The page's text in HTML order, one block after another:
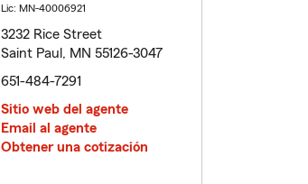
Lic: MN-40006921
3232 Rice Street
Saint Paul, MN 55126-3047
651-484-7291
Sitio web del agente
Email al agente
Obtener una cotización